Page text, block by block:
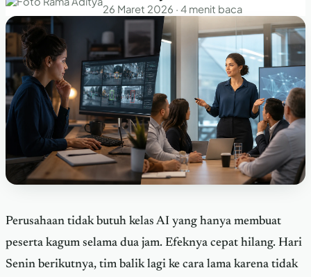
26 Maret 2026 · 4 menit baca
Perusahaan tidak butuh kelas AI yang hanya membuat
peserta kagum selama dua jam. Efeknya cepat hilang. Hari
Senin berikutnya, tim balik lagi ke cara lama karena tidak